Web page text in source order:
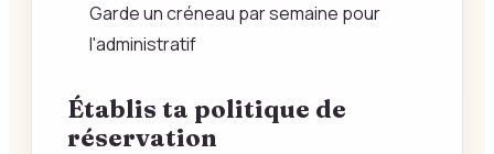
Garde un créneau par semaine pour
l'administratif
Établis ta politique de
réservation